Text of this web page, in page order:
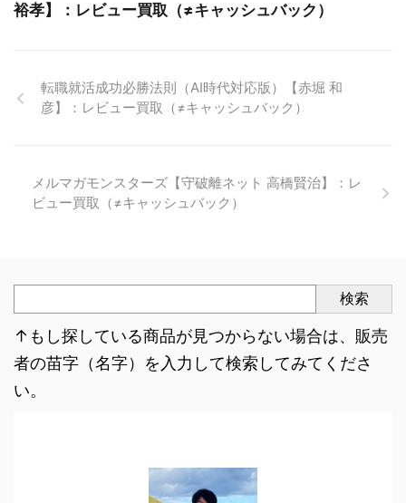
裕孝】：レビュー買取（≠キャッシュバック）
転職就活成功必勝法則（AI時代対応版）【赤堀 和
彦】：レビュー買取（≠キャッシュバック）
メルマガモンスターズ【守破離ネット 高橋賢治】：レ
ビュー買取（≠キャッシュバック）
検索
↑もし探している商品が見つからない場合は、販売
者の苗字（名字）を入力して検索してみてくださ
い。